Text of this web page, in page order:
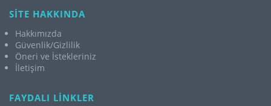
SİTE HAKKINDA
Hakkımızda
Güvenlik/Gizlilik
Öneri ve İstekleriniz
İletişim
FAYDALI LİNKLER